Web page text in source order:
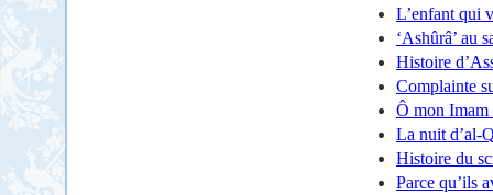
L’enfant qui
‘Ashûrâ’ au
Histoire
Complainte
Ô mon Imam
La nuit d’al-
Histoire du
Parce qu’ils